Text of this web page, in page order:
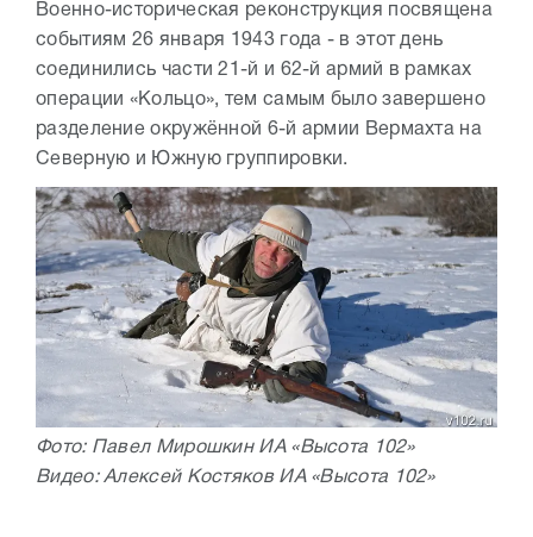
Военно-историческая реконструкция посвящена
событиям 26 января 1943 года - в этот день
соединились части 21-й и 62-й армий в рамках
операции «Кольцо», тем самым было завершено
разделение окружённой 6-й армии Вермахта на
Северную и Южную группировки.
Фото: Павел Мирошкин ИА «Высота 102»
Видео: Алексей Костяков ИА «Высота 102»